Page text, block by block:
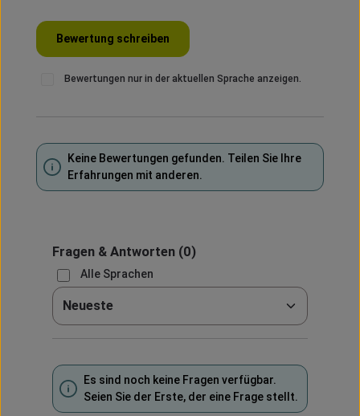
Bewertung schreiben
Bewertungen nur in der aktuellen Sprache anzeigen.
Keine Bewertungen gefunden. Teilen Sie Ihre
Erfahrungen mit anderen.
Fragen & Antworten(0)
Alle Sprachen
Sortieren nach
Es sind noch keine Fragen verfügbar.
Seien Sie der Erste, der eine Frage stellt.